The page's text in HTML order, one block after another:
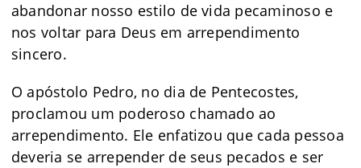
abandonar nosso estilo de vida pecaminoso e
nos voltar para Deus em arrependimento
sincero.
O apóstolo Pedro, no dia de Pentecostes,
proclamou um poderoso chamado ao
arrependimento. Ele enfatizou que cada pessoa
deveria se arrepender de seus pecados e ser